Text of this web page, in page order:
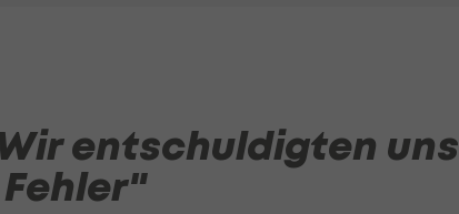
entschuldigten uns